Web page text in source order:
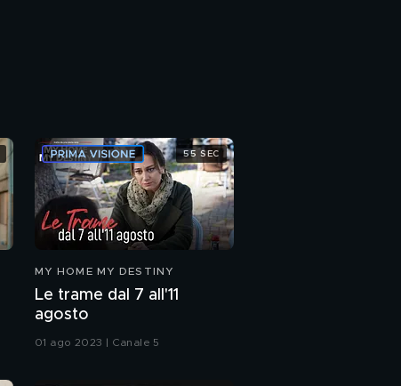
MY HOME MY DESTINY
Le trame dal 7 all'11
agosto
01 ago 2023 | Canale 5
55 SEC